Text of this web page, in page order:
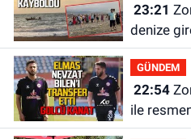
23:21
denize
kayboldu:
GÜNDEM
22:54Zonguldakspor Nevzat Bilen
ile
kanat